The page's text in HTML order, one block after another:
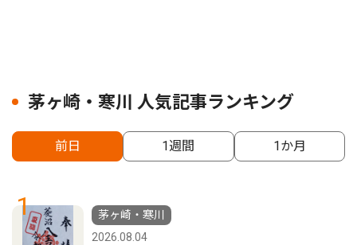
茅ヶ崎・寒川 人気記事ランキング
前日 1週間 1か月
1
茅ヶ崎・寒川
2026.08.04